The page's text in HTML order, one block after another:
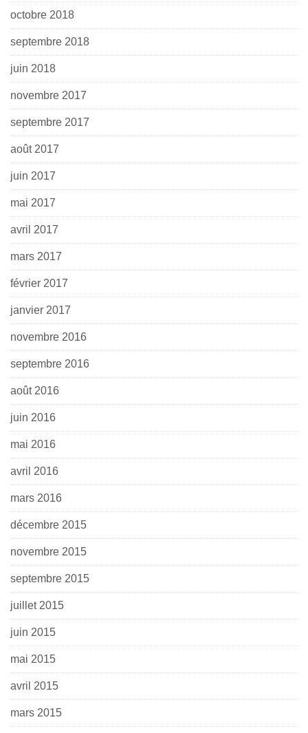
octobre 2018
septembre 2018
juin 2018
novembre 2017
septembre 2017
août 2017
juin 2017
mai 2017
avril 2017
mars 2017
février 2017
janvier 2017
novembre 2016
septembre 2016
août 2016
juin 2016
mai 2016
avril 2016
mars 2016
décembre 2015
novembre 2015
septembre 2015
juillet 2015
juin 2015
mai 2015
avril 2015
mars 2015